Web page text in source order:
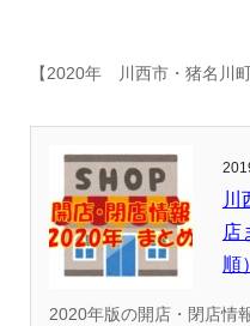
【2020年 川西市・猪名川
川
店
順
2020年版の開店・閉店情